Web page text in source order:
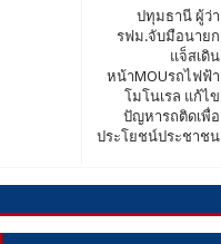
ปทุมธานี ผู้ว่า
รฟม.จับมือนายก
แจ็สเดิน
หน้าMOUรถไฟฟ้า
โมโนเรล แก้ไข
ปัญหารถติดเพื่อ
ประโยชน์ประชาชน